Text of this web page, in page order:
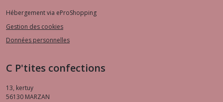
Hébergement via eProShopping
Gestion des cookies
Données personnelles
C P'tites confections
13, kertuy
56130 MARZAN